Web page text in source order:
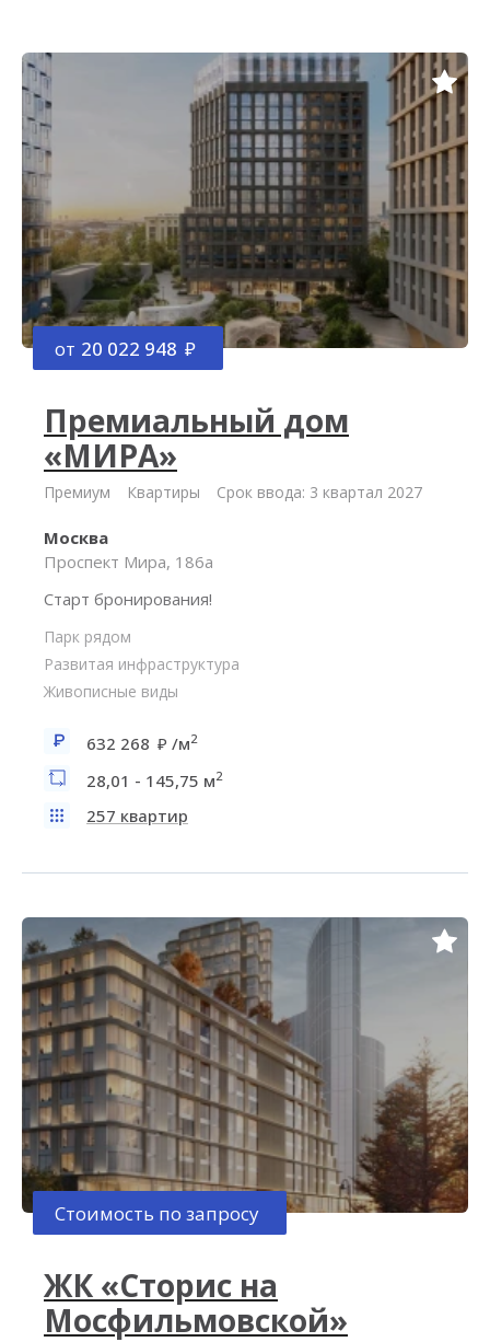
от 20 022 948
Премиальный дом
«МИРА»
Премиум Квартиры Срок ввода: 3 квартал 2027
Москва
Проспект Мира, 186а
Старт бронирования!
Парк рядом
Развитая инфраструктура
Живописные виды
632 268 /м2
28,01 - 145,75 м2
257 квартир
Стоимость по запросу
ЖК «Сторис на
Мосфильмовской»